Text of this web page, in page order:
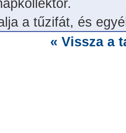
a tűzifát, és
« Vissza a